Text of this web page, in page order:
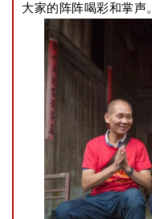
大家的阵阵喝彩和掌声。